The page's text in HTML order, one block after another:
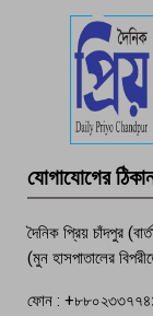
যোগাযোগের
দৈনিক প্রিয় চাঁদপুর
(মুন হাসপাতালের
ফোন :